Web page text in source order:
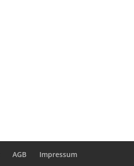
AGB Impressum